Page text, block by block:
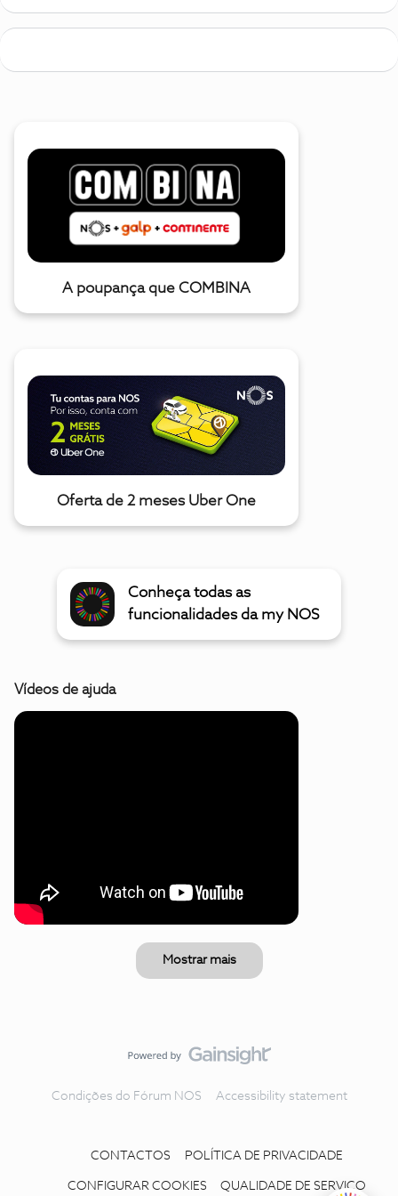
A poupança que COMBINA
Oferta de 2 meses Uber One
Conheça todas as
funcionalidades da my NOS
Vídeos de ajuda
Mostrar mais
Condições do Fórum NOS Accessibility statement
CONTACTOS POLÍTICA DE PRIVACIDADE
CONFIGURAR COOKIES QUALIDADE DE SERVIÇO